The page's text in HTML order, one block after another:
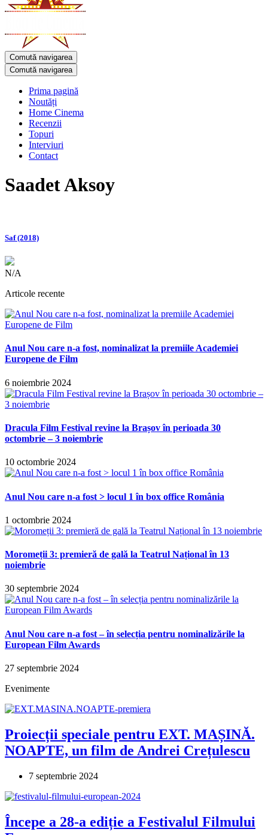
Comută navigarea
Comută navigarea
Prima pagină
Noutăți
Home Cinema
Recenzii
Topuri
Interviuri
Contact
Saadet Aksoy
Saf (2018)
N/A
Articole recente
Anul Nou care n-a fost, nominalizat la premiile Academiei
Europene de Film
6 noiembrie 2024
Dracula Film Festival revine la Brașov în perioada 30
octombrie – 3 noiembrie
10 octombrie 2024
Anul Nou care n-a fost > locul 1 în box office România
1 octombrie 2024
Moromeții 3: premieră de gală la Teatrul Național în 13
noiembrie
30 septembrie 2024
Anul Nou care n-a fost – în selecția pentru nominalizările la
European Film Awards
27 septembrie 2024
Evenimente
Proiecții speciale pentru EXT. MAȘINĂ.
NOAPTE, un film de Andrei Crețulescu
7 septembrie 2024
Începe a 28-a ediție a Festivalul Filmului